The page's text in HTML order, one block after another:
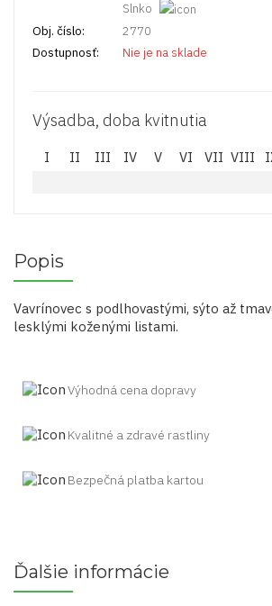
Slnko
Obj. číslo:
2770
Dostupnosť:
Nie je na sklade
Výsadba, doba kvitnutia
I II III IV V VI VII VIII
Popis
Vavrínovec s podlhovastými, sýto až
lesklými koženými listami.
Výhodná cena dopravy
Kvalitné a zdravé rastliny
Bezpečná platba kartou
Ďalšie informácie